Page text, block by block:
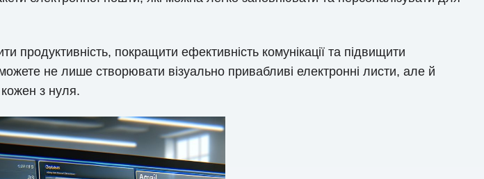
покращити ефективність комунікації та підвищити
не лише створювати візуально привабливі електронні листи, але й
з нуля.